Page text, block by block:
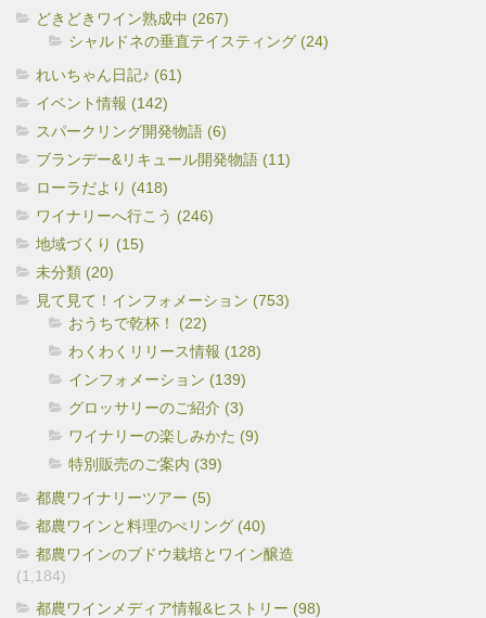
どきどきワイン熟成中 (267)
シャルドネの垂直テイスティング (24)
れいちゃん日記♪ (61)
イベント情報 (142)
スパークリング開発物語 (6)
ブランデー&リキュール開発物語 (11)
ローラだより (418)
ワイナリーへ行こう (246)
地域づくり (15)
未分類 (20)
見て見て！インフォメーション (753)
おうちで乾杯！ (22)
わくわくリリース情報 (128)
インフォメーション (139)
グロッサリーのご紹介 (3)
ワイナリーの楽しみかた (9)
特別販売のご案内 (39)
都農ワイナリーツアー (5)
都農ワインと料理のぺリング (40)
都農ワインのブドウ栽培とワイン醸造
(1,184)
都農ワインメディア情報&ヒストリー (98)